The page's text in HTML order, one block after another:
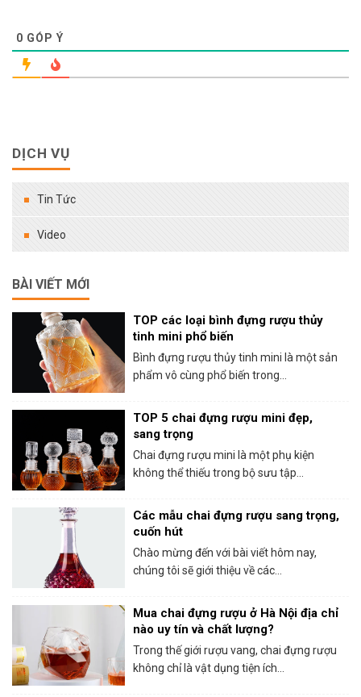
0 GÓP Ý
DỊCH VỤ
Tin Tức
Video
BÀI VIẾT MỚI
TOP các loại bình đựng rượu thủy
tinh mini phổ biến
Bình đựng rượu thủy tinh mini là một sản
phẩm vô cùng phổ biến trong...
TOP 5 chai đựng rượu mini đẹp,
sang trọng
Chai đựng rượu mini là một phụ kiện
không thể thiếu trong bộ sưu tập...
Các mẫu chai đựng rượu sang trọng,
cuốn hút
Chào mừng đến với bài viết hôm nay,
chúng tôi sẽ giới thiệu về các...
Mua chai đựng rượu ở Hà Nội địa chỉ
nào uy tín và chất lượng?
Trong thế giới rượu vang, chai đựng rượu
không chỉ là vật dụng tiện ích...